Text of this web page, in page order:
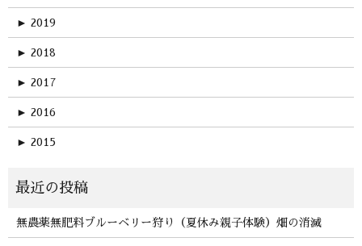
► 2019
► 2018
► 2017
► 2016
► 2015
無農薬無肥料ブルーベリー狩り（夏休み親子体験）畑の消滅